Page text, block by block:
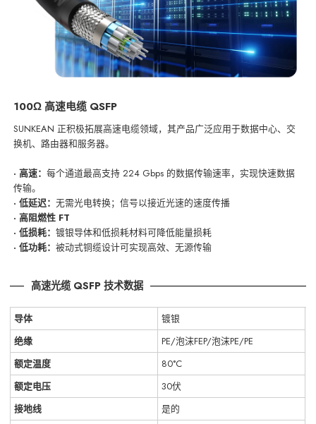
100Ω 高速电缆 QSFP
SUNKEAN 正积极拓展高速电缆领域，其产品广泛应用于数据中心、交
换机、路由器和服务器。
· 高速：每个通道最高支持 224 Gbps 的数据传输速率，实现快速数据
传输。
· 低延迟：无需光电转换；信号以接近光速的速度传播
· 高阻燃性 FT
· 低损耗：镀银导体和低损耗材料可降低能量损耗
· 低功耗：被动式铜缆设计可实现高效、无源传输
高速光缆 QSFP 技术数据
导体
镀银
绝缘
PE/泡沫FEP/泡沫PE/PE
额定温度
80°C
额定电压
30伏
接地线
是的